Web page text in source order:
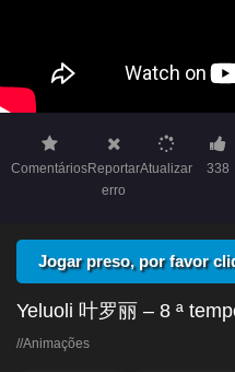
ComentáriosReportar
erro
Atualizar 338
Jogar preso, por favor
linha
Yeluoli 叶罗丽 – 8 ª
//Animações